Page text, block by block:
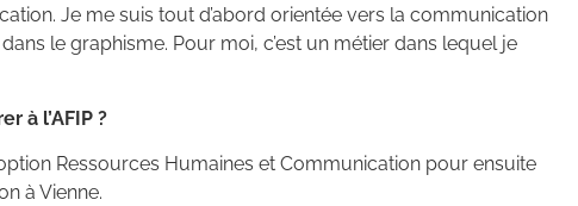
Je me suis tout d’abord orientée vers la communication
le graphisme. Pour moi, c’est un métier dans lequel je
à l’AFIP ?
option Ressources Humaines et Communication pour ensuite
à Vienne.